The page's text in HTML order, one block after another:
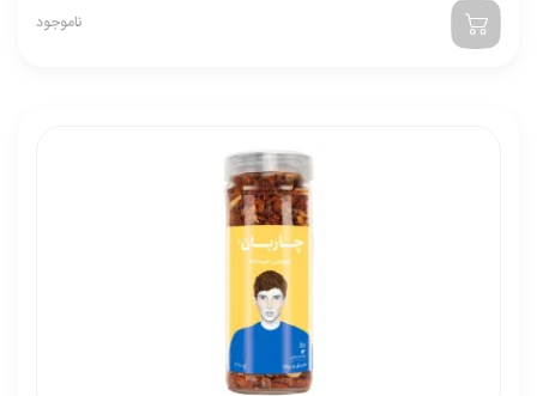
ناموجود